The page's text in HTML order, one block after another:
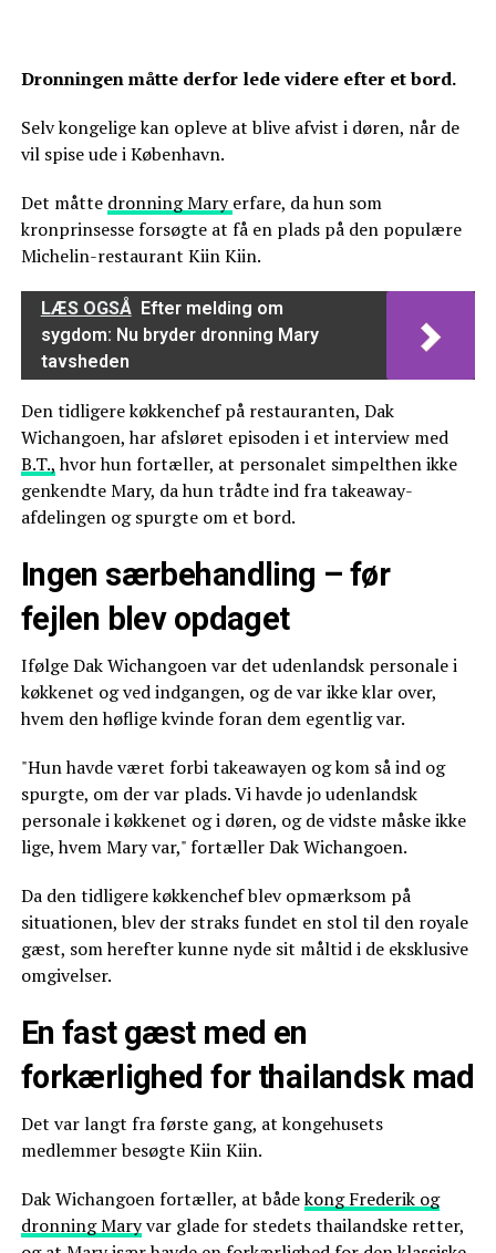
Dronningen måtte derfor lede videre efter et bord.
Selv kongelige kan opleve at blive afvist i døren, når de
vil spise ude i København.
Det måtte dronning Maryerfare, da hun som
kronprinsesse forsøgte at få en plads på den populære
Michelin-restaurant Kiin Kiin.
LÆS OGSÅ Efter melding om
sygdom: Nu bryder dronning Mary
tavsheden
Den tidligere køkkenchef på restauranten, Dak
Wichangoen, har afsløret episoden i et interview med
B.T.,hvor hun fortæller, at personalet simpelthen ikke
genkendte Mary, da hun trådte ind fra takeaway-
afdelingen og spurgte om et bord.
Ingen særbehandling – før
fejlen blev opdaget
Ifølge Dak Wichangoen var det udenlandsk personale i
køkkenet og ved indgangen, og de var ikke klar over,
hvem den høflige kvinde foran dem egentlig var.
"Hun havde været forbi takeawayen og kom så ind og
spurgte, om der var plads. Vi havde jo udenlandsk
personale i køkkenet og i døren, og de vidste måske ikke
lige, hvem Mary var," fortæller Dak Wichangoen.
Da den tidligere køkkenchef blev opmærksom på
situationen, blev der straks fundet en stol til den royale
gæst, som herefter kunne nyde sit måltid i de eksklusive
omgivelser.
En fast gæst med en
forkærlighed for thailandsk mad
Det var langt fra første gang, at kongehusets
medlemmer besøgte Kiin Kiin.
Dak Wichangoen fortæller, at bådekong Frederik og
dronning Maryvar glade for stedets thailandske retter,